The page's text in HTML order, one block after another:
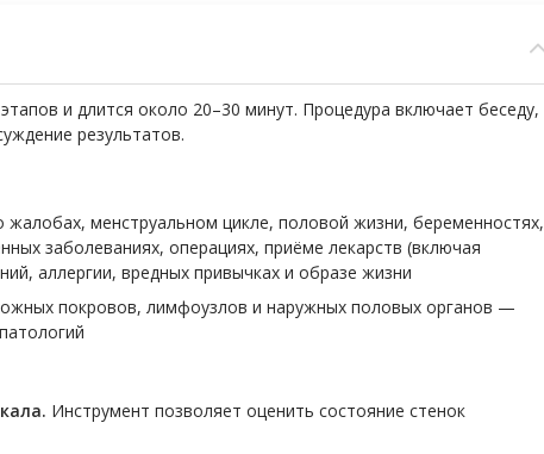
и длится около 20–30 минут. Процедура включает беседу,
результатов.
жалобах, менструальном цикле, половой жизни, беременностях,
заболеваниях, операциях, приёме лекарств (включая
аллергии, вредных привычках и образе жизни
покровов, лимфоузлов и наружных половых органов —
Инструмент позволяет оценить состояние стенок